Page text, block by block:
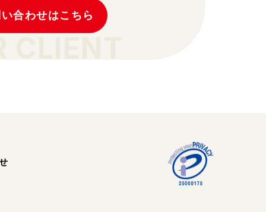
合わせはこちら
CLIENT